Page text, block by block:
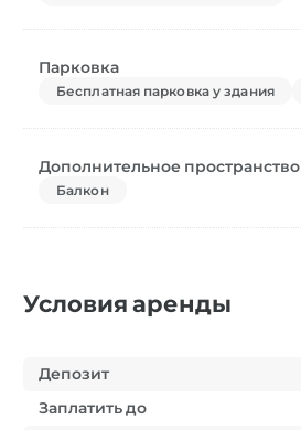
Парковка
Бесплатная парковка у здания
Дополнительное пространство
Балкон
Условия аренды
Депозит
Заплатить до